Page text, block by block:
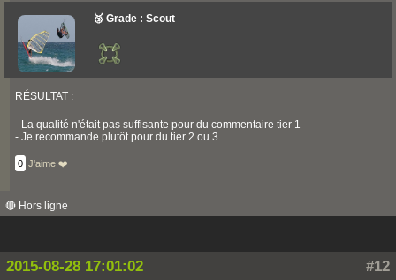
🥉 Grade : Scout
RÉSULTAT :
- La qualité n'était pas suffisante pour du commentaire tier 1
- Je recommande plutôt pour du tier 2 ou 3
0 J'aime ❤️
🔴 Hors ligne
#12
2015-08-28 17:01:02